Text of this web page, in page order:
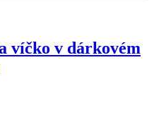
víčko v dárkovém